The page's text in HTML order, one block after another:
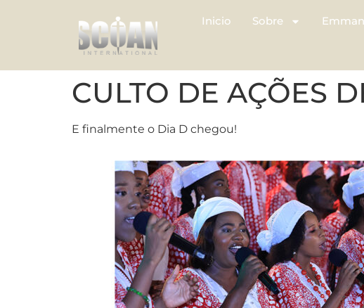
Inicio Sobre
CULTO DE AÇÕES
E finalmente o Dia D chegou!